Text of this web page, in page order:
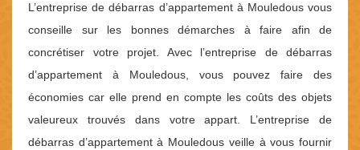
L’entreprise de débarras d’appartement à Mouledous vous
conseille sur les bonnes démarches à faire afin de
concrétiser votre projet. Avec l’entreprise de débarras
d’appartement à Mouledous, vous pouvez faire des
économies car elle prend en compte les coûts des objets
valeureux trouvés dans votre appart. L’entreprise de
débarras d’appartement à Mouledous veille à vous fournir